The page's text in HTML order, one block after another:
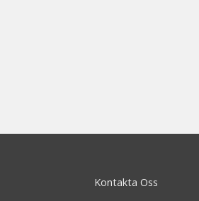
Kontakta Oss